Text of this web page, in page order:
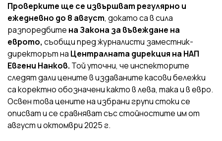
Проверките ще се извършват регулярно и
ежедневно до 8 август, докато са в сила
разпоредбите на Закона за въвеждане на
еврото, съобщи пред журналисти заместник-
директорът на Централната дирекция на НАП
Евгени Нанков. Той уточни, че инспекторите
следят дали цените в издаваните касови бележки
са коректно обозначени както в лева, така и в евро.
Освен това цените на избрани групи стоки се
описват и се сравняват със стойностите им от
август и октомври 2025 г.